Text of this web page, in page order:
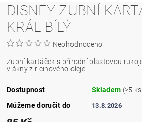
DISNEY ZUBNÍ
KRÁL BÍLÝ
Neohodnoceno
Zubní kartáček s přírodní plastovou
vlákny z ricinového oleje.
Dostupnost Skladem (>5
Můžeme doručit do
13.8.2026